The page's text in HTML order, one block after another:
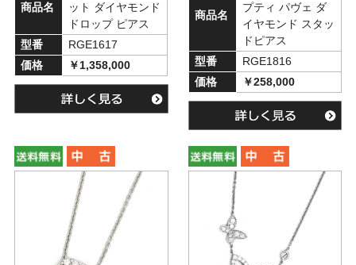
商品名
ット ダイヤモンド
ドロップ ピアス
型番
RGE1617
価格
￥1,358,000
商品名
プティ パヴェ ダ
イヤモンド スタッ
ドピアス
型番
RGE1816
価格
￥258,000